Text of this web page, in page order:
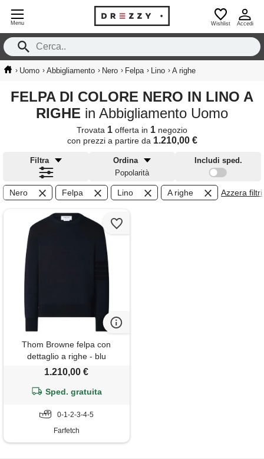
Menu Wishlist Accedi
› Uomo › Abbigliamento › Nero › Felpa › Lino › A righe
FELPA DI COLORE NERO IN LINO A
RIGHE in Abbigliamento Uomo
Trovata 1 offerta in 1 negozio
con prezzi a partire da 1.210,00 €
Filtra
Ordina
Popolarità
Includi sped.
Nero Felpa Lino A righe Azzera filtri
Thom Browne felpa con
dettaglio a righe - blu
1.210,00 €
Sped. gratuita
0-1-2-3-4-5
Farfetch